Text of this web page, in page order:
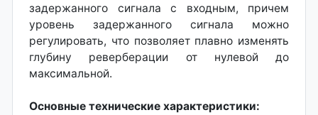
задержанного сигнала с входным, причем
уровень задержанного сигнала можно
регулировать, что позволяет плавно изменять
глубину реверберации от нулевой до
максимальной.
Основные технические характеристики: